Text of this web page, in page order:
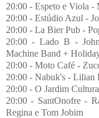
20:00 - Espeto e Viola -
20:00 - Estúdio Azul -
20:00 - La Bier Pub -
20:00 - Lado B -
Machine Band +
20:00 - Moto Café -
20:00 - Nabuk's - Lilian
20:00 - O Jardim
20:00 - SantOnofre -
Regina e Tom Jobim